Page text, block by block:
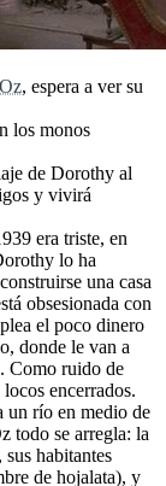
, espera a ver su
los monos
de Dorothy al
y vivirá
era triste, en
lo ha
una casa
obsesionada con
el poco dinero
donde le van a
Como ruido de
encerrados.
un río en medio de
todo se arregla: la
habitantes
de hojalata), y